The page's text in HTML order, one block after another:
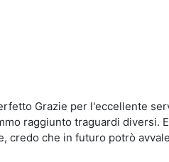
Grazie per l'eccellente
raggiunto traguardi diversi.
credo che in futuro potrò